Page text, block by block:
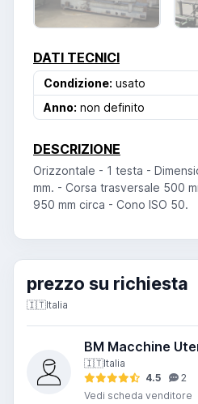
DATI TECNICI
Condizione: usato
Anno: non definito
DESCRIZIONE
Orizzontale - 1 testa -
mm. - Corsa trasversale 500
950 mm circa - Cono ISO 50.
prezzo su richiesta
🇮🇹Italia
BM Macchine
🇮🇹Italia
4.5
2
Vedi scheda venditore